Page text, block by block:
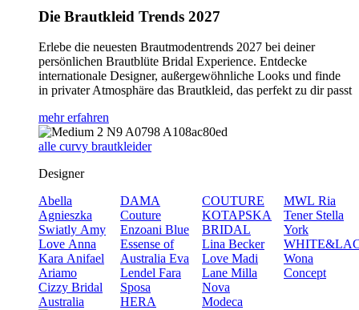
Die Brautkleid Trends 2027
Erlebe die neuesten Brautmodentrends 2027 bei deiner
persönlichen Brautblüte Bridal Experience. Entdecke
internationale Designer, außergewöhnliche Looks und finde
in privater Atmosphäre das Brautkleid, das perfekt zu dir passt
mehr erfahren
alle curvy brautkleider
Designer
Abella
Agnieszka
Swiatly Amy
Love Anna
Kara Anifael
Ariamo
Cizzy Bridal
Australia
DAMA
Couture
Enzoani Blue
Essense of
Australia Eva
Lendel Fara
Sposa
HERA
COUTURE
KOTAPSKA
BRIDAL
Lina Becker
Love Madi
Lane Milla
Nova
Modeca
MWL Ria
Tener Stella
York
Wona
Concept